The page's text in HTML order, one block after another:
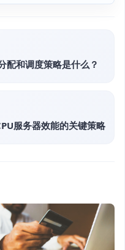
配和调度策略是什么？
服务器效能的关键策略